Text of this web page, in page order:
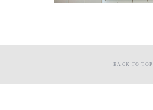
BACK TO TOP